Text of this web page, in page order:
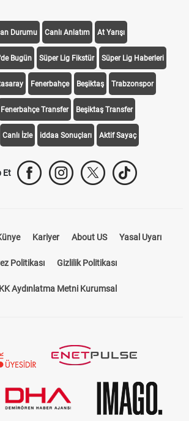
Durumu Canlı Anlatım At Yarışı
Bugün Süper Lig Fikstür Süper Lig Haberleri
Fenerbahçe Beşiktaş Trabzonspor
Fenerbahçe Transfer Beşiktaş Transfer
Canlı İzle iddaa Sonuçları Aktif Sayaç
Et
Kariyer About US Yasal Uyarı
Politikası Gizlilik Politikası
Aydınlatma Metni Kurumsal